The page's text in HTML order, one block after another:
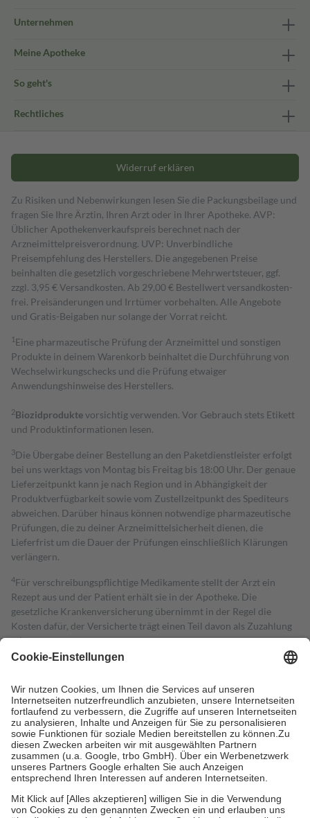
Unternehmen
Meine Apotheke
So geht's
Rechtliches
Widerruf erklären
Zu Risiken und Nebenwirkungen lesen Sie die Packungsbeilage und
fragen Sie Ihre Ärztin, Ihren Arzt oder in Ihrer Apotheke. AVP:
Üblicher Apothekenverkaufspreis berechnet nach der
Arzneimittelpreisverordnung. UVP: Unverbindliche
Preisempfehlung des Herstellers. Die angegebenen Preise
beinhalten die gesetzlich vorgeschriebene Mehrwertsteuer, ggf.
zzgl. 3,95 € Versandkosten. Ab 29,00 € Bestell­wert versand­kosten­
frei. Preisänderungen und Irrtümer vorbehalten. Alle Angebote
und Gratis-Beigaben nur solange der Vorrat reicht.
1 Eine pharmazeutische Prüfung der Arzneimittel und sonstigen
Produkte in deinem Warenkorb beinhaltet die Durchführung von
Wechselwirkungschecks und die Prüfung etwaiger
Anwendungshinweise des Herstellers.
2Biozidproduktevorsichtig verwenden. Vor Gebrauch stets Etikett
und Produktinformationen lesen.
3Die Übergabe deiner Bestellung an den Paketdienstleister erfolgt
bei uns werktags von Montag bis Freitag bis 18:00 Uhr. Der genaue
Lieferzeitpunkt kann je nach Region und in Abhängigkeit der
Produktverfügbarkeit sowie vom Zustellzeitpunkt des Spediteurs
abweichen. Darüber hinaus können notwendige pharmazeutische
Prüfungen, die zu deiner Arzneimittelsicherheit dienen, die
Lieferfrist um die Dauer der Prüfungen einschließlich Klärungen
verlängern.
4Für verschreibungspflichtige Medikamente stellt der Arzt ein
Rezept aus und der Patient erhält sie in der Apotheke. Die
gesetzliche Krankenversicherung übernimmt in der Regel die
Kosten dafür, der Versicherte trägt einen Teil davon als Zuzahlung
mit.
Grundsätzlich leisten Mitglieder Zuzahlungen in Höhe von zehn
höchstens zehn Euro.
Es sind jedoch nie mehr als die tatsächlichen
Kosten der Leistung zu entrichten.
Diese Regeln gelten grundsätzlich auch für Online-Apotheken.
Bei Heilmitteln und häuslicher Krankenpflege beträgt die
Zuzahlung zehn Prozent der Kosten sowie zehn Euro je
Verordnung.
Um das Engagement der Versicherten für ihre eigene Gesundheit zu
stärken und die besondere Stellung der Familie zu unterstützen,
fallenkeine Zuzahlungenan bei:
• Kindern und Jugendlichen bis zum vollendeten 18. Lebensjahr